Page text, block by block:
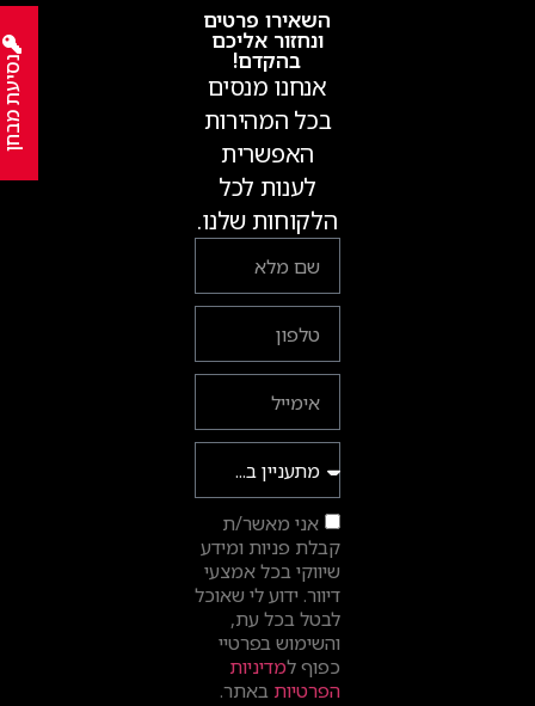
נסיעת מבחן
השאירו פרטים
ונחזור אליכם
בהקדם!
אנחנו מנסים
בכל המהירות
האפשרית
לענות לכל
הלקוחות שלנו.
אני מאשר/ת
קבלת פניות ומידע
שיווקי בכל אמצעי
דיוור. ידוע לי שאוכל
לבטל בכל עת,
והשימוש בפרטיי
כפוף למדיניות
הפרטיות באתר.